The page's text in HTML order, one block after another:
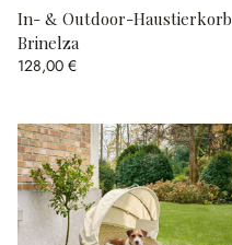
In- & Outdoor-Haustierkorb
Brinelza
128,00 €